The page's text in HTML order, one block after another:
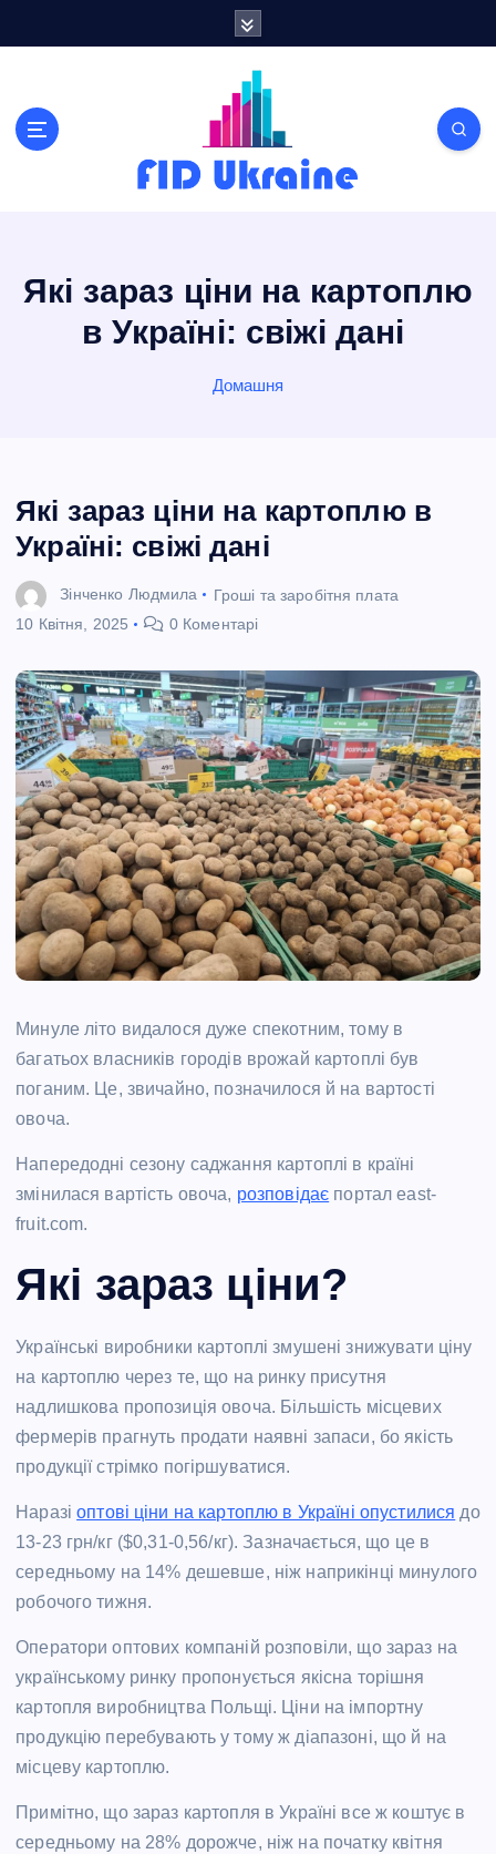
Які зараз ціни на картоплю
в Україні: свіжі дані
Домашня
Які зараз ціни на картоплю в
Україні: свіжі дані
Зінченко Людмила
Гроші та заробітня плата
10 Квітня, 2025
0 Коментарі
Минуле літо видалося дуже спекотним, тому в
багатьох власників городів врожай картоплі був
поганим. Це, звичайно, позначилося й на вартості
овоча.
Напередодні сезону саджання картоплі в країні
змінилася вартість овоча, розповідає портал east-
fruit.com.
Які зараз ціни?
Українські виробники картоплі змушені знижувати ціну
на картоплю через те, що на ринку присутня
надлишкова пропозиція овоча. Більшість місцевих
фермерів прагнуть продати наявні запаси, бо якість
продукції стрімко погіршуватися.
Наразіоптові ціни на картоплю в Україні опустилися до
13-23 грн/кг ($0,31-0,56/кг). Зазначається, що це в
середньому на 14% дешевше, ніж наприкінці минулого
робочого тижня.
Оператори оптових компаній розповіли, що зараз на
українському ринку пропонується якісна торішня
картопля виробництва Польщі. Ціни на імпортну
продукцію перебувають у тому ж діапазоні, що й на
місцеву картоплю.
Примітно, що зараз картопля в Україні все ж коштує в
середньому на 28% дорожче, ніж на початку квітня